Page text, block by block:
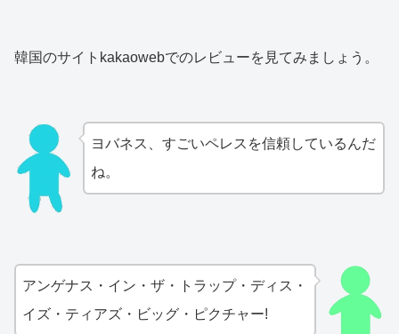
韓国のサイトkakaowebでのレビューを見てみましょう。
ヨバネス、すごいペレスを信頼しているんだ
ね。
アンゲナス・イン・ザ・トラップ・ディス・
イズ・ティアズ・ビッグ・ピクチャー!